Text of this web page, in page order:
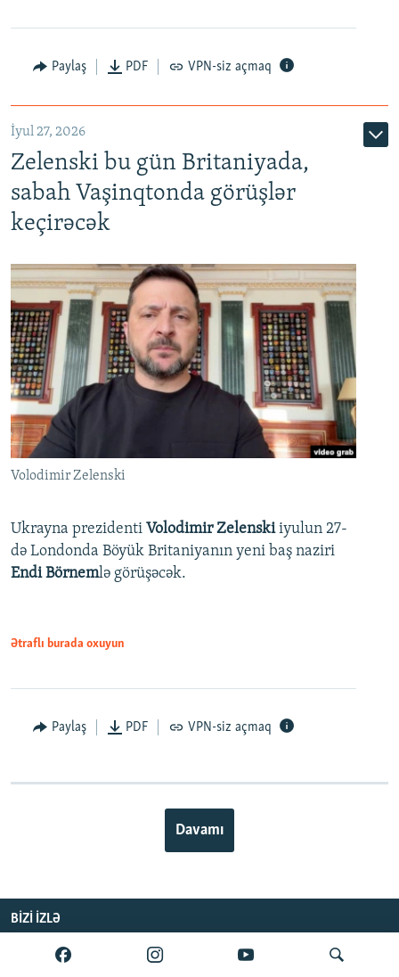
Paylaş PDF VPN-siz açmaq
İyul 27, 2026
Zelenski bu gün Britaniyada,
sabah Vaşinqtonda görüşlər
keçirəcək
Volodimir Zelenski
Ukrayna prezidenti Volodimir Zelenskiiyulun 27-
də Londonda Böyük Britaniyanın yeni baş naziri
Endi Börnemlə görüşəcək.
Ətraflı burada oxuyun
Paylaş PDF VPN-siz açmaq
Davamı
BIZI IZLƏ